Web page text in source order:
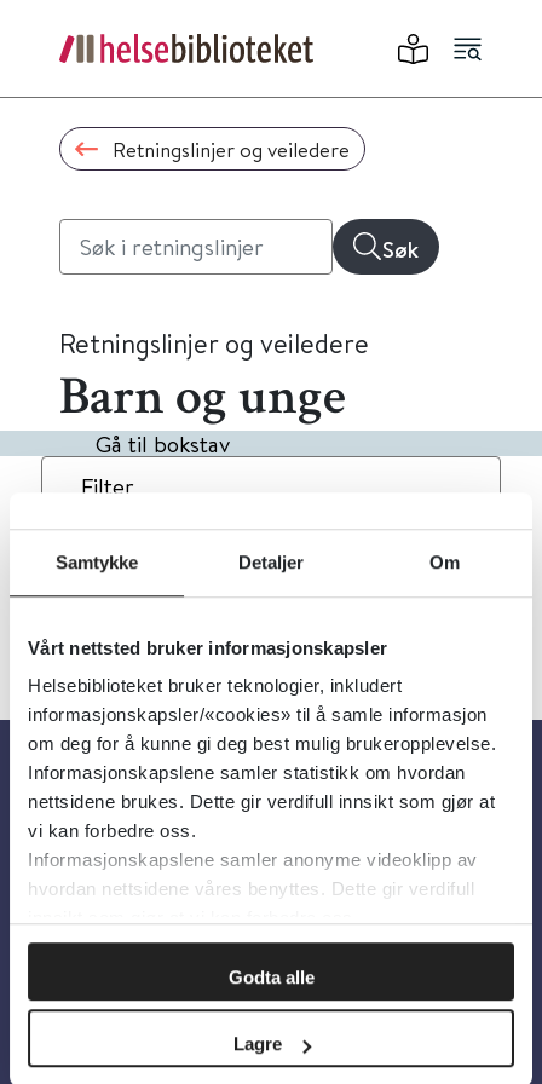
Samtykke Detaljer Om
Vårt nettsted bruker informasjonskapsler
Helsebiblioteket bruker teknologier, inkludert
informasjonskapsler/«cookies» til å samle informasjon
om deg for å kunne gi deg best mulig brukeropplevelse.
Informasjonskapslene samler statistikk om hvordan
nettsidene brukes. Dette gir verdifull innsikt som gjør at
vi kan forbedre oss.
Informasjonskapslene samler anonyme videoklipp av
hvordan nettsidene våres benyttes. Dette gir verdifull
Godta alle
Lagre
Retningslinjer og veiledere
Søk
Retningslinjer og veiledere
Barn og unge
Gå til bokstav
Filter
2Treff Dato Alfabetisk
Om oss
Om Helsebiblioteket
Personvern og informasjonskapsler
Tilgjengelighetserklæring
Information in English
Bilder fra Colourbox.com